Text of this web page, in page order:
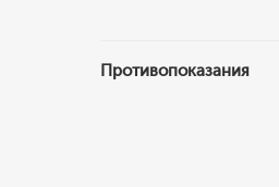
Противопоказания